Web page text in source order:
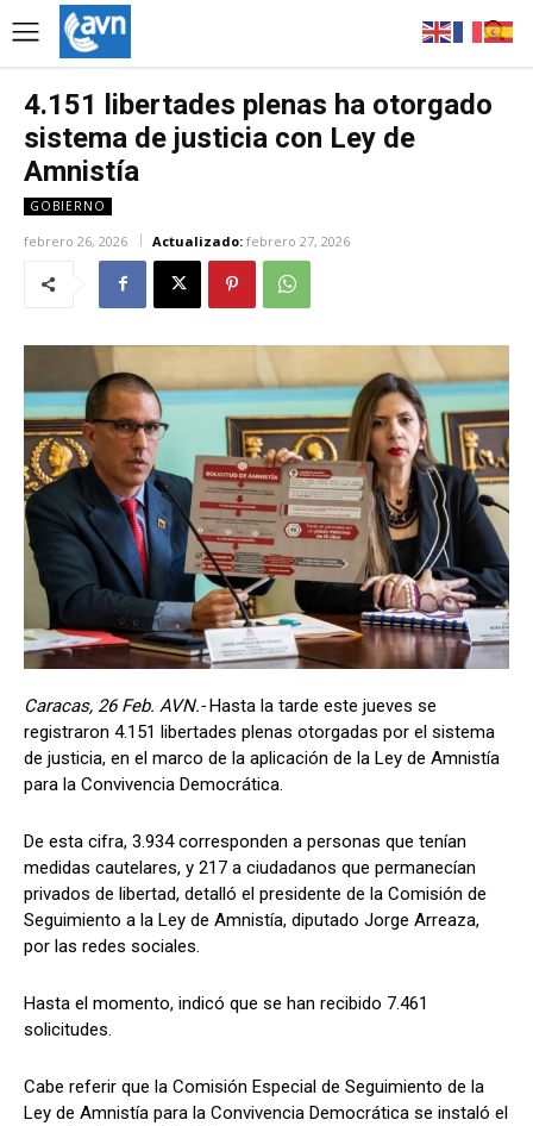
4.151 libertades plenas ha otorgado
sistema de justicia con Ley de
Amnistía
GOBIERNO
febrero 26, 2026 Actualizado: febrero 27, 2026
Caracas, 26 Feb. AVN.-Hasta la tarde este jueves se
registraron 4.151 libertades plenas otorgadas por el sistema
de justicia, en el marco de la aplicación de la Ley de Amnistía
para la Convivencia Democrática.
De esta cifra, 3.934 corresponden a personas que tenían
medidas cautelares, y 217 a ciudadanos que permanecían
privados de libertad, detalló el presidente de la Comisión de
Seguimiento a la Ley de Amnistía, diputado Jorge Arreaza,
por las redes sociales.
Hasta el momento, indicó que se han recibido 7.461
solicitudes.
Cabe referir que la Comisión Especial de Seguimiento de la
Ley de Amnistía para la Convivencia Democrática se instaló el